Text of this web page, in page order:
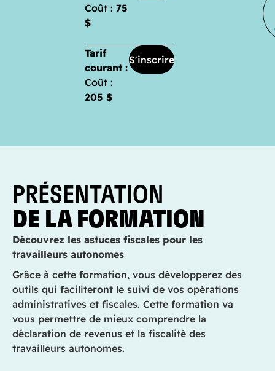
Coût : 75
$
Tarif
courant :
Coût :
205 $
S'inscrire
PRÉSENTATION
DE LA FORMATION
Découvrez les astuces fiscales pour les
travailleurs autonomes
Grâce à cette formation, vous développerez des
outils qui faciliteront le suivi de vos opérations
administratives et fiscales. Cette formation va
vous permettre de mieux comprendre la
déclaration de revenus et la fiscalité des
travailleurs autonomes.